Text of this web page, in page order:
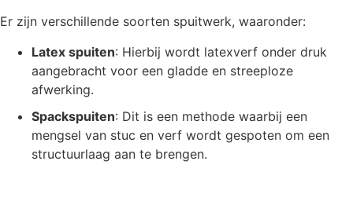
Er zijn verschillende soorten spuitwerk, waaronder:
Latex spuiten: Hierbij wordt latexverf onder druk
aangebracht voor een gladde en streeploze
afwerking.
Spackspuiten: Dit is een methode waarbij een
mengsel van stuc en verf wordt gespoten om een
structuurlaag aan te brengen.